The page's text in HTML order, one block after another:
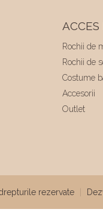
ACCES
Rochii de
Rochii de
Costume
Accesorii
Outlet
rezervate